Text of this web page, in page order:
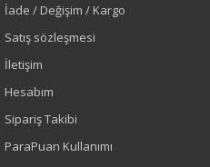
Sezon : KIŞLIK
Renk
Siyah
Sezon
İade / Değişim / Kargo
Satış sözleşmesi
İletişim
Hesabım
Sipariş Takibi
ParaPuan Kullanımı